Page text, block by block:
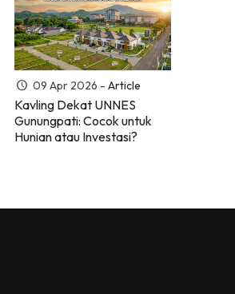
09 Apr 2026 - Article
Kavling Dekat UNNES
Gunungpati: Cocok untuk
Hunian atau Investasi?